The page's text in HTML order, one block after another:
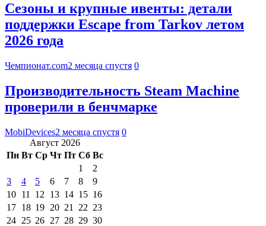
Сезоны и крупные ивенты: детали
поддержки Escape from Tarkov летом
2026 года
Чемпионат.com2 месяца спустя 0
Производительность Steam Machine
проверили в бенчмарке
MobiDevices2 месяца спустя 0
Август 2026
Пн Вт Ср Чт Пт Сб Вс
1
2
3
4 5 6 7 8
9
10 11 12 13 14 15 16
17 18 19 20 21 22 23
24 25 26 27 28 29 30